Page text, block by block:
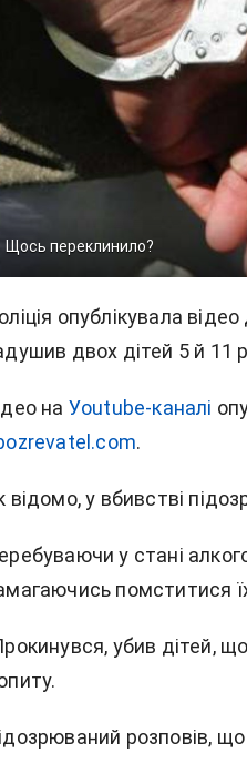
Щось переклинило?
опублікувала
двох дітей 5 й 11
на Уoutube-каналі
.
відомо, у вбивстві
у стані
помститися
убив дітей,
розповів,